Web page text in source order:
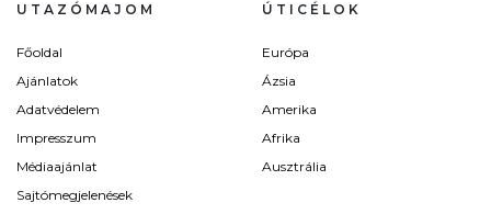
UTAZÓMAJOM
Főoldal
Ajánlatok
Adatvédelem
Impresszum
Médiaajánlat
Sajtómegjelenések
ÚTICÉLOK
Európa
Ázsia
Amerika
Afrika
Ausztrália